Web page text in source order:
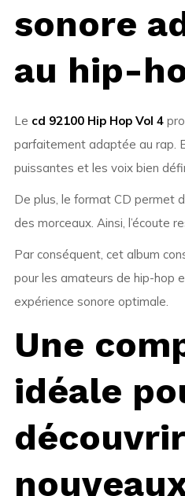
sonore
au hip-
Le cd 92100 Hip Hop Vol 4
parfaitement adaptée au rap.
puissantes et les voix bien
De plus, le format CD permet
des morceaux. Ainsi, l’écoute
Par conséquent, cet album
pour les amateurs de hip-hop
expérience sonore optimale.
Une
idéale